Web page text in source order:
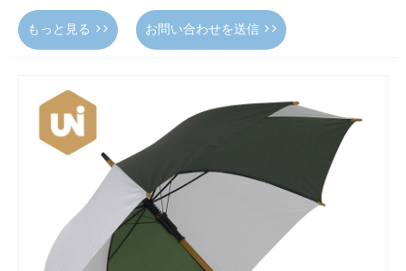
もっと見る >> お問い合わせを送信 >>